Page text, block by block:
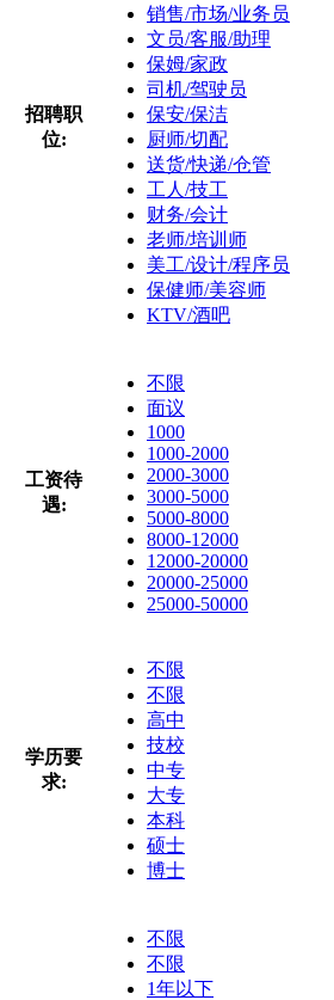
招聘职
位:
销售/市场/业务员
文员/客服/助理
保姆/家政
司机/驾驶员
保安/保洁
厨师/切配
送货/快递/仓管
工人/技工
财务/会计
老师/培训师
美工/设计/程序员
保健师/美容师
KTV/酒吧
工资待
遇:
不限
面议
1000
1000-2000
2000-3000
3000-5000
5000-8000
8000-12000
12000-20000
20000-25000
25000-50000
学历要
求:
不限
不限
高中
技校
中专
大专
本科
硕士
博士
不限
不限
1年以下